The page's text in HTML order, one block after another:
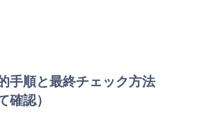
手順と最終チェック方法
確認）